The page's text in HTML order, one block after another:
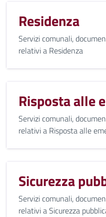
Residenza
Servizi comunali,
relativi a Residenza
Risposta alle
Servizi comunali,
relativi a Risposta alle
Sicurezza
Servizi comunali,
relativi a Sicurezza